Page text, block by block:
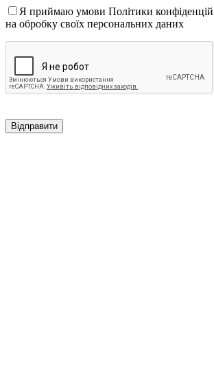
Я приймаю умови Політики
на обробку своїх персональних даних